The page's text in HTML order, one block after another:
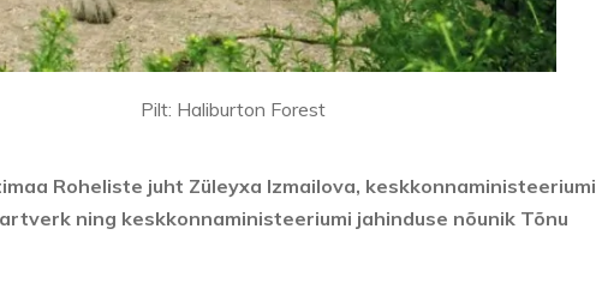
Pilt: Haliburton Forest
Roheliste juht Züleyxa Izmailova, keskkonnaministeeriumi
ning keskkonnaministeeriumi jahinduse nõunik Tõnu